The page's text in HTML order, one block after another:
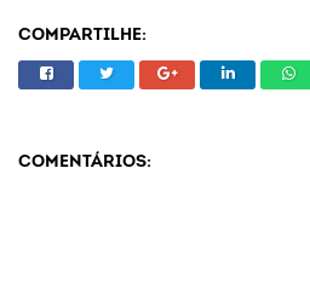
COMPARTILHE:
COMENTÁRIOS: